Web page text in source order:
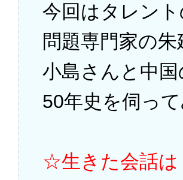
今回はタレン
問題専門家の
小島さんと中
50年史を伺っ
☆生きた会話